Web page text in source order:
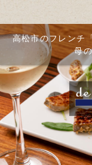
高松市のフレンチ
母